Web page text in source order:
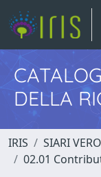
DELLA
IRIS SIARI
02.01